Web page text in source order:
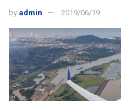
by admin 2019/06/19